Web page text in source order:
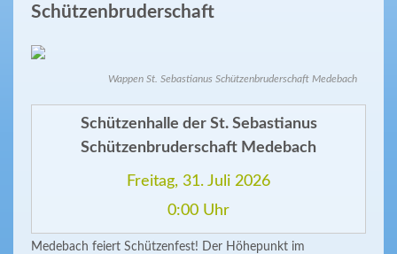
Schützenbruderschaft
Wappen St. Sebastianus Schützenbruderschaft Medebach
Schützenhalle der St. Sebastianus
Schützenbruderschaft Medebach
Freitag, 31. Juli 2026
0:00 Uhr
Medebach feiert Schützenfest! Der Höhepunkt im